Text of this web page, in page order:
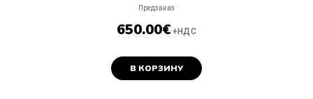
Предзаказ
650.00€ +НДС
В КОРЗИНУ